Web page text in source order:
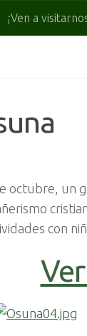
¡Ven a
octubre, un
con